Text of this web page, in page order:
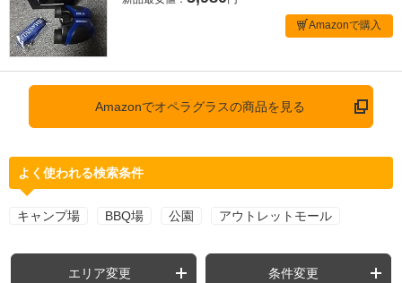
Amazonで購入
Amazonでオペラグラスの商品を見る
よく使われる検索条件
キャンプ場 BBQ場 公園 アウトレットモール
エリア変更 条件変更